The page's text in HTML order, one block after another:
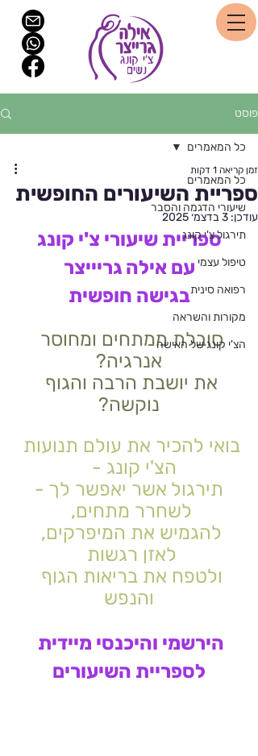
פוסט
כל המאמרים
שיעורי הדגמה והסבר
תירגול צ'י קונג
טיפול עצמי
רפואה סינית
מקורות והשראה
הצ'י קונג של האישה
כל המאמרים
ספריית השיעורים החופשית
זמן קריאה 1 דקות
עודכן: 3 בדצמ׳ 2025
ספריית שיעורי צ'י קונג
עם אילה גריייצר
בגישה חופשית
סובלת ממתחים ומחוסר
אנרגיה?
את יושבת הרבה והגוף
נוקשה?
בואי להכיר את עולם תנועות
הצ'י קונג -
תירגול אשר יאפשר לך -
לשחרר מתחים,
להגמיש את המיפרקים,
לאזן רגשות
ולטפח את בריאות הגוף
והנפש
הירשמי והיכנסי מיידית
לספריית השיעורים